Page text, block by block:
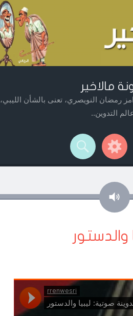
مالاخير
رمضان النويصري، تعنى بالشأن الليبي،
التدوين..
صوت
والدستور